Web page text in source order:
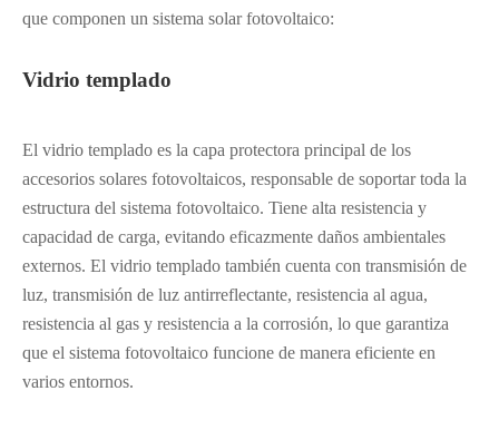
que componen un sistema solar fotovoltaico:
Vidrio templado
El vidrio templado es la capa protectora principal de los
accesorios solares fotovoltaicos, responsable de soportar toda la
estructura del sistema fotovoltaico. Tiene alta resistencia y
capacidad de carga, evitando eficazmente daños ambientales
externos. El vidrio templado también cuenta con transmisión de
luz, transmisión de luz antirreflectante, resistencia al agua,
resistencia al gas y resistencia a la corrosión, lo que garantiza
que el sistema fotovoltaico funcione de manera eficiente en
varios entornos.